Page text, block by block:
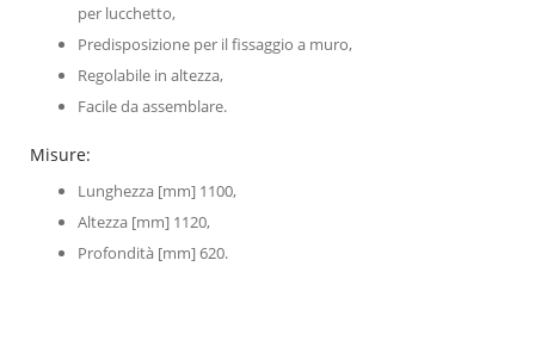
per lucchetto,
Predisposizione per il fissaggio a muro,
Regolabile in altezza,
Facile da assemblare.
Misure:
Lunghezza [mm] 1100,
Altezza [mm] 1120,
Profondità [mm] 620.